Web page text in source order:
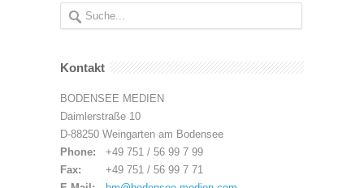
Kontakt
BODENSEE MEDIEN
Daimlerstraße 10
D-88250 Weingarten am Bodensee
Phone:
+49 751 / 56 99 7 99
Fax:
+49 751 / 56 99 7 71